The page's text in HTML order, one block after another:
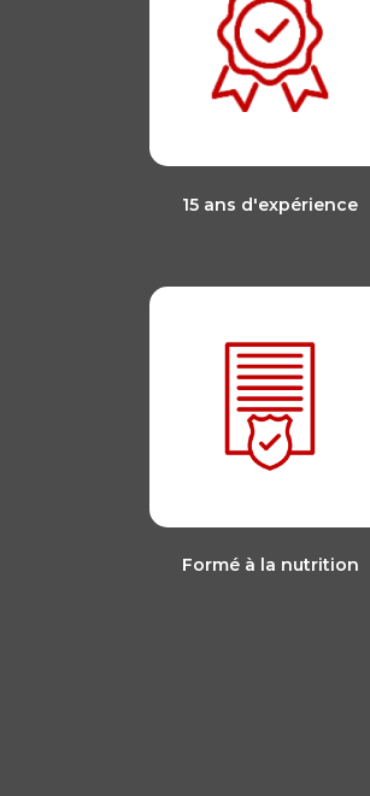
15 ans d'expérience
Formé à la nutrition